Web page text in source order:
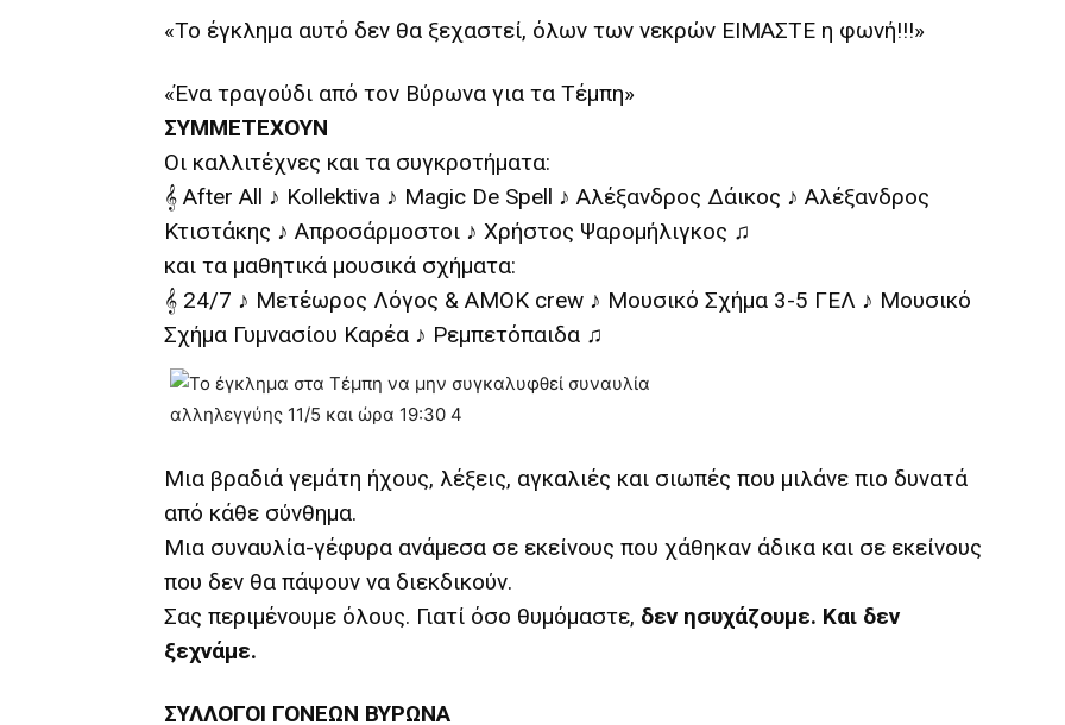
«Το έγκλημα αυτό δεν θα ξεχαστεί, όλων των νεκρών ΕΙΜΑΣΤΕ η φωνή!!!»
«Ένα τραγούδι από τον Βύρωνα για τα Τέμπη»
ΣΥΜΜΕΤΕΧΟΥΝ
Οι καλλιτέχνες και τα συγκροτήματα:
𝄞 After All ♪ Kollektiva ♪ Magic De Spell ♪ Αλέξανδρος Δάικος ♪ Αλέξανδρος
Κτιστάκης ♪ Απροσάρμοστοι ♪ Χρήστος Ψαρομήλιγκος ♫
και τα μαθητικά μουσικά σχήματα:
𝄞 24/7 ♪ Μετέωρος Λόγος & ΑΜΟΚ crew ♪ Μουσικό Σχήμα 3-5 ΓΕΛ ♪ Μουσικό
Σχήμα Γυμνασίου Καρέα ♪ Ρεμπετόπαιδα ♫
Μια βραδιά γεμάτη ήχους, λέξεις, αγκαλιές και σιωπές που μιλάνε πιο δυνατά
από κάθε σύνθημα.
Μια συναυλία-γέφυρα ανάμεσα σε εκείνους που χάθηκαν άδικα και σε εκείνους
που δεν θα πάψουν να διεκδικούν.
Σας περιμένουμε όλους. Γιατί όσο θυμόμαστε, δεν ησυχάζουμε. Και δεν
ξεχνάμε.
ΣΥΛΛΟΓΟΙ ΓΟΝΕΩΝ ΒΥΡΩΝΑ